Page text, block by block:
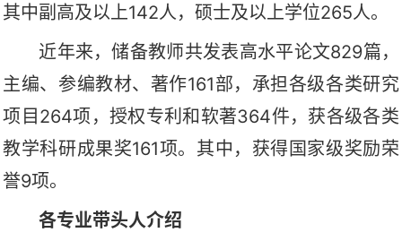
其中副高及以上142人，硕士及以上学位265人。
近年来，储备教师共发表高水平论文829篇，
主编、参编教材、著作161部，承担各级各类研究
项目264项，授权专利和软著364件，获各级各类
教学科研成果奖161项。其中，获得国家级奖励荣
誉9项。
各专业带头人介绍